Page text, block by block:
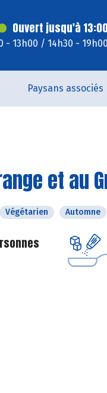
Ouvert jusqu'à
- 13h00 / 14h30 - 19h00
Paysans associés
et au
Végétarien Automne